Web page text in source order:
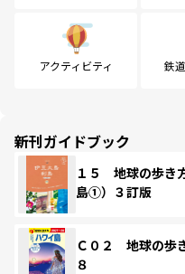
アクティビティ 鉄
新刊ガイドブック
１５ 地球の歩
島①）３訂版
Ｃ０２ 地球の歩
８